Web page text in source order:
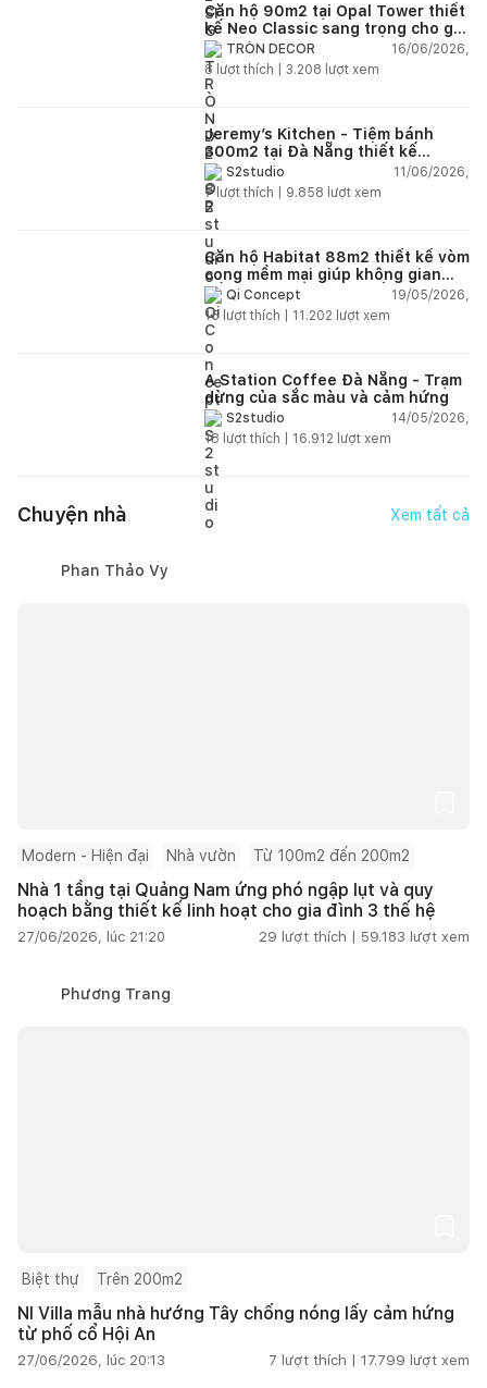
Căn hộ 90m2 tại Opal Tower thiết
kế Neo Classic sang trọng cho gia
đình trẻ
TRÒN DECOR
16/06/2026,
8 lượt thích | 3.208 lượt xem
Jeremy’s Kitchen - Tiệm bánh
300m2 tại Đà Nẵng thiết kế
phong cách công nghiệp hiện đại
ngập tràn ánh sáng tự nhiên
S2studio
11/06/2026,
7lượt thích | 9.858 lượt xem
Căn hộ Habitat 88m2 thiết kế vòm
cong mềm mại giúp không gian
sống hiện đại trở nên ấm áp hơn
Qi Concept
19/05/2026,
15 lượt thích | 11.202 lượt xem
A Station Coffee Đà Nẵng - Trạm
dừng của sắc màu và cảm hứng
S2studio
14/05/2026,
18 lượt thích | 16.912 lượt xem
Chuyện nhà Xem tất cả
Phan Thảo Vy
Modern - Hiện đại Nhà vườn Từ 100m2 đến 200m2
Nhà 1 tầng tại Quảng Nam ứng phó ngập lụt và quy
hoạch bằng thiết kế linh hoạt cho gia đình 3 thế hệ
27/06/2026, lúc 21:20 29 lượt thích | 59.183 lượt xem
Phương Trang
Biệt thự Trên 200m2
NI Villa mẫu nhà hướng Tây chống nóng lấy cảm hứng
từ phố cổ Hội An
27/06/2026, lúc 20:13 7 lượt thích | 17.799 lượt xem